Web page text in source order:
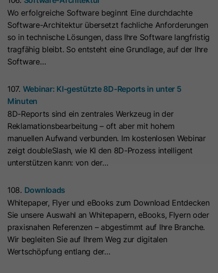
Wo erfolgreiche Software beginnt Eine durchdachte
Software-Architektur übersetzt fachliche Anforderungen
so in technische Lösungen, dass Ihre Software langfristig
tragfähig bleibt. So entsteht eine Grundlage, auf der Ihre
Software…
107. Webinar: KI-gestützte 8D-Reports in unter 5
Minuten
8D-Reports sind ein zentrales Werkzeug in der
Reklamationsbearbeitung – oft aber mit hohem
manuellen Aufwand verbunden. Im kostenlosen Webinar
zeigt doubleSlash, wie KI den 8D-Prozess intelligent
unterstützen kann: von der…
108. Downloads
Whitepaper, Flyer und eBooks zum Download Entdecken
Sie unsere Auswahl an Whitepapern, eBooks, Flyern oder
praxisnahen Referenzen – abgestimmt auf Ihre Branche.
Wir begleiten Sie auf Ihrem Weg zur digitalen
Wertschöpfung entlang der…
bösartigen Spam-Angriffen zu
schützen.
Anbieter Cloudflare
Laufzeit Es läuft am Ende der Sitzung ab
Zweck
Dieses Cookie wird durch den CDN-
Ratenbeschränkungen festgelegt.
Erfahren Sie mehr über Cloudflare-
(https://support.cloudflare.com/hc/en-
us/articles/200170156-Understanding-
Ende der Sitzung ab.
Name CLID
Anbieter www.clarity.ms
Laufzeit 1 Jahr
Microsoft Clarity setzt dieses Cookie,
Zeichenfolge „Ja“ oder „Nein“.
Name __hs_d_not_tracking
Anbieter
Laufzeit 13 Monate
Zweck
werden, dass der Tracking-Code
keine Informationen an HubSpot
sendet. Es enthält die Zeichenfolge
„Ja“.
Name
Anbieter HubSpot
Laufzeit 7 Tage
Dieses Cookie wird verwendet, um
Zweck
Der Google Tag Manager dient
ausschließlich der Verwaltung und
Ausspielung von Tags (z. B. Google
Analytics). Der Dienst setzt selbst
anbieten können.